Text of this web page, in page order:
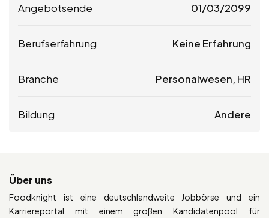
Angebotsende 01/03/2099
Berufserfahrung Keine Erfahrung
Branche Personalwesen, HR
Bildung Andere
Über uns
Foodknight ist eine deutschlandweite Jobbörse und ein
Karriereportal mit einem großen Kandidatenpool für